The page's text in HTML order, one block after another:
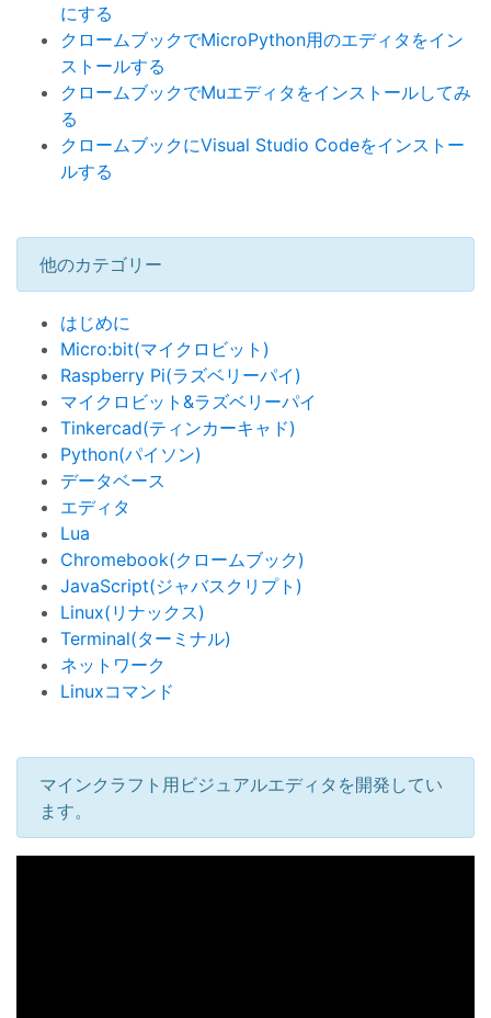
にする
クロームブックでMicroPython用のエディタをイン
ストールする
クロームブックでMuエディタをインストールしてみ
る
クロームブックにVisual Studio Codeをインストー
ルする
他のカテゴリー
はじめに
Micro:bit(マイクロビット)
Raspberry Pi(ラズベリーパイ)
マイクロビット&ラズベリーパイ
Tinkercad(ティンカーキャド)
Python(パイソン)
データベース
エディタ
Lua
Chromebook(クロームブック)
JavaScript(ジャバスクリプト)
Linux(リナックス)
Terminal(ターミナル)
ネットワーク
Linuxコマンド
マインクラフト用ビジュアルエディタを開発してい
ます。